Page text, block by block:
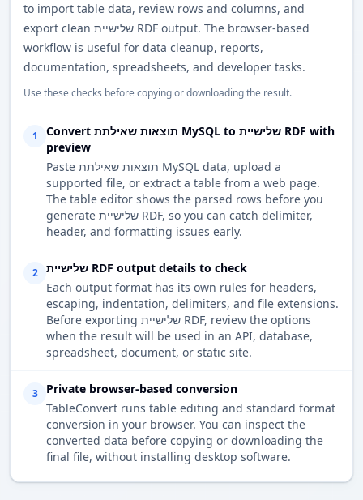
to import table data, review rows and columns, and
export clean שלישיית RDF output. The browser-based
workflow is useful for data cleanup, reports,
documentation, spreadsheets, and developer tasks.
Use these checks before copying or downloading the result.
1
Convert תוצאות שאילתת MySQL to שלישיית RDF with
preview
Paste תוצאות שאילתת MySQL data, upload a
supported file, or extract a table from a web page.
The table editor shows the parsed rows before you
generate שלישיית RDF, so you can catch delimiter,
header, and formatting issues early.
2
שלישיית RDF output details to check
Each output format has its own rules for headers,
escaping, indentation, delimiters, and file extensions.
Before exporting שלישיית RDF, review the options
when the result will be used in an API, database,
spreadsheet, document, or static site.
3
Private browser-based conversion
TableConvert runs table editing and standard format
conversion in your browser. You can inspect the
converted data before copying or downloading the
final file, without installing desktop software.